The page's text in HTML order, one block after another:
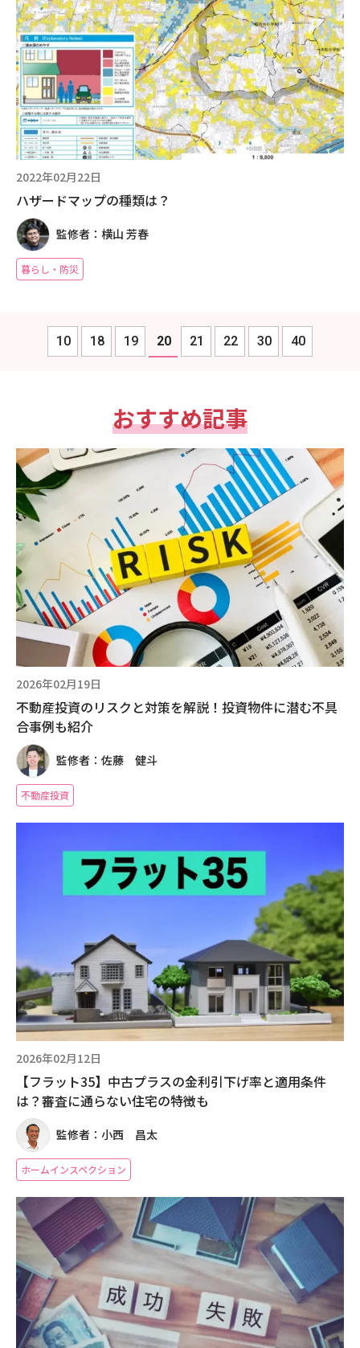
2022年02月22日
ハザードマップの種類は？
監修者：横山 芳春
暮らし・防災
10 18 19 20 21 22 30 40
おすすめ記事
2026年02月19日
不動産投資のリスクと対策を解説！投資物件に潜む不具
合事例も紹介
監修者：佐藤 健斗
不動産投資
2026年02月12日
【フラット35】中古プラスの金利引下げ率と適用条件
は？審査に通らない住宅の特徴も
監修者：小西 昌太
ホームインスペクション